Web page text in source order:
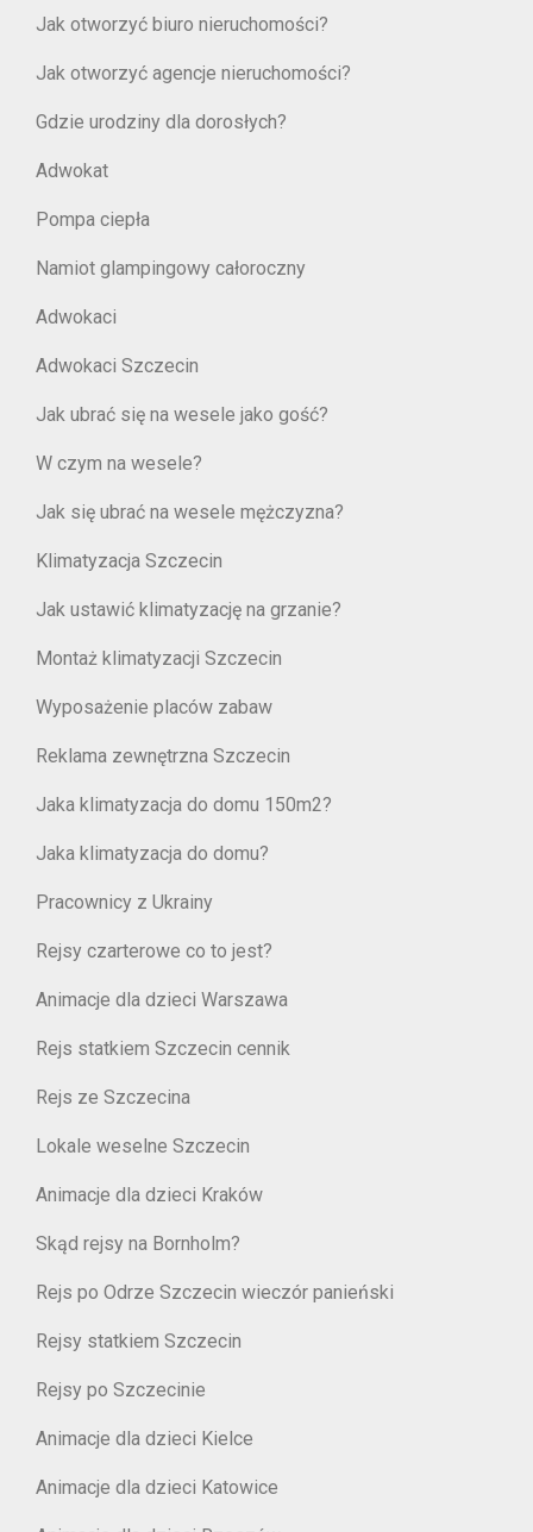
Jak otworzyć biuro nieruchomości?
Jak otworzyć agencje nieruchomości?
Gdzie urodziny dla dorosłych?
Adwokat
Pompa ciepła
Namiot glampingowy całoroczny
Adwokaci
Adwokaci Szczecin
Jak ubrać się na wesele jako gość?
W czym na wesele?
Jak się ubrać na wesele mężczyzna?
Klimatyzacja Szczecin
Jak ustawić klimatyzację na grzanie?
Montaż klimatyzacji Szczecin
Wyposażenie placów zabaw
Reklama zewnętrzna Szczecin
Jaka klimatyzacja do domu 150m2?
Jaka klimatyzacja do domu?
Pracownicy z Ukrainy
Rejsy czarterowe co to jest?
Animacje dla dzieci Warszawa
Rejs statkiem Szczecin cennik
Rejs ze Szczecina
Lokale weselne Szczecin
Animacje dla dzieci Kraków
Skąd rejsy na Bornholm?
Rejs po Odrze Szczecin wieczór panieński
Rejsy statkiem Szczecin
Rejsy po Szczecinie
Animacje dla dzieci Kielce
Animacje dla dzieci Katowice